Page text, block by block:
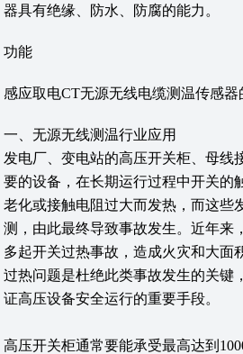
器具有绝缘、防水、防腐的能力。
功能
感应取电CT无源无线电缆测温传感器
一、无源无线测温行业应用
发电厂、变电站的高压开关柜、母线
要的设备，在长期运行过程中开关的
老化或接触电阻过大而发热，而这些
测，由此最终导致事故发生。近年来
多起开关过热事故，造成火灾和大面
过热问题是杜绝此类事故发生的关键
证高压设备安全运行的重要手段。
高压开关柜通常要能承受最高达到